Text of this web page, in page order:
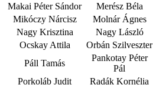
Makai Péter Sándor
Merész Béla
Mikóczy Nárcisz
Molnár Ágnes
Nagy Krisztina
Nagy László
Ocskay Attila
Orbán Szilveszter
Páll Tamás
Pankotay Péter
Pál
Porkoláb Judit
Radák Kornélia